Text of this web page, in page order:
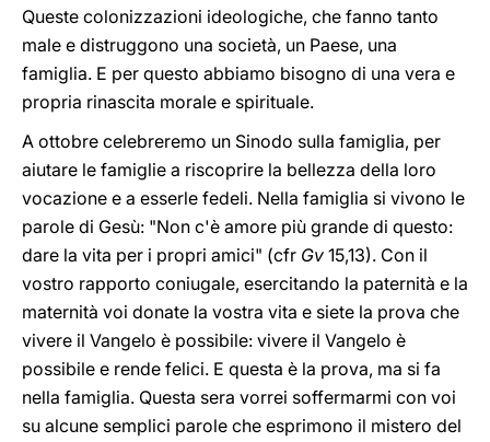
Queste colonizzazioni ideologiche, che fanno tanto
male e distruggono una società, un Paese, una
famiglia. E per questo abbiamo bisogno di una vera e
propria rinascita morale e spirituale.
A ottobre celebreremo un Sinodo sulla famiglia, per
aiutare le famiglie a riscoprire la bellezza della loro
vocazione e a esserle fedeli. Nella famiglia si vivono le
parole di Gesù: "Non c'è amore più grande di questo:
dare la vita per i propri amici" (cfr Gv 15,13). Con il
vostro rapporto coniugale, esercitando la paternità e la
maternità voi donate la vostra vita e siete la prova che
vivere il Vangelo è possibile: vivere il Vangelo è
possibile e rende felici. E questa è la prova, ma si fa
nella famiglia. Questa sera vorrei soffermarmi con voi
su alcune semplici parole che esprimono il mistero del